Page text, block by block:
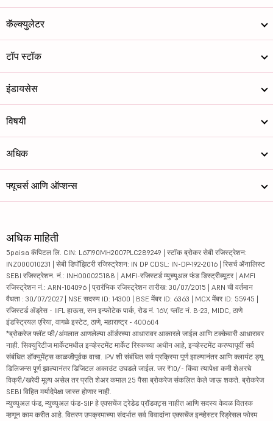
कॅल्क्युलेटर
टॉप स्टॉक
इंडायसेस
विषयी
अधिक
फ्यूचर्स आणि ऑप्शन्स
अधिक माहिती
5paisa कॅपिटल लि. CIN: L67190MH2007PLC289249 | स्टॉक ब्रोकर सेबी रजिस्ट्रेशन:
INZ000010231 | सेबी डिपॉझिटरी रजिस्ट्रेशन: IN DP CDSL: IN-DP-192-2016 | रिसर्च ॲनालिस्ट
SEBI रजिस्ट्रेशन. नं.: INH000025188 | AMFI-रजिस्टर्ड म्युच्युअल फंड डिस्ट्रीब्यूटर | AMFI
रजिस्ट्रेशन नं.: ARN-104096 | प्रारंभिक रजिस्ट्रेशन तारीख: 30/07/2015 | ARN ची वर्तमान
वैधता : 30/07/2027 | NSE सदस्य ID: 14300 | BSE मेंबर ID: 6363 | MCX मेंबर ID: 55945 |
रजिस्टर्ड ॲड्रेस - IIFL हाऊस, सन इन्फोटेक पार्क, रोड नं. 16V, प्लॉट नं. B-23, MIDC, ठाणे
इंडस्ट्रियल एरिया, वागळे इस्टेट, ठाणे, महाराष्ट्र - 400604
*ब्रोकरेज फ्लॅट फी/अंमलात आणलेल्या ऑर्डरच्या आधारावर आकारले जाईल आणि टक्केवारी आधारावर
नाही. सिक्युरिटीज मार्केटमधील इन्व्हेस्टमेंट मार्केट रिस्कच्या अधीन आहे, इन्व्हेस्टमेंट करण्यापूर्वी सर्व
संबंधित डॉक्युमेंट्स काळजीपूर्वक वाचा. IPV शी संबंधित सर्व प्रक्रिया पूर्ण झाल्यानंतर आणि क्लायंट ड्यू
डिलिजन्स पूर्ण झाल्यानंतर डिजिटल अकाउंट उघडले जाईल. जर ₹10/- किंवा त्यापेक्षा कमी शेअरचे
विक्री/खरेदी मूल्य असेल तर प्रति शेअर कमाल 25 पैसा ब्रोकरेज संकलित केले जाऊ शकते. ब्रोकरेज
SEBI विहित मर्यादेपेक्षा जास्त होणार नाही.
म्युच्युअल फंड, म्युच्युअल फंड-SIP हे एक्सचेंज ट्रेडेड प्रॉडक्ट्स नाहीत आणि सदस्य केवळ वितरक
म्हणून काम करीत आहे. वितरण उपक्रमाच्या संदर्भात सर्व विवादांना एक्सचेंज इन्व्हेस्टर रिड्रेसल फोरम